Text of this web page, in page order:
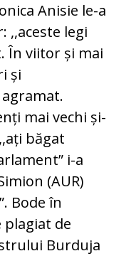
Anisie le-a
,,aceste legi
În viitor și mai
și
mai vechi și-
băgat
i-a
(AUR)
Bode în
plagiat de
Burduja